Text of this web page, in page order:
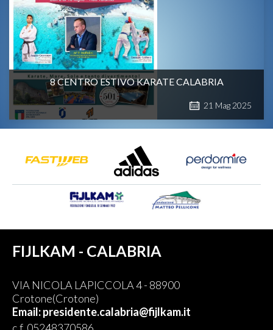
8 CENTRO ESTIVO KARATE CALABRIA
21 Mag 2025
FIJLKAM - CALABRIA
VIA NICOLA LAPICCOLA 4 - 88900
Crotone(Crotone)
Email: presidente.calabria@fijlkam.it